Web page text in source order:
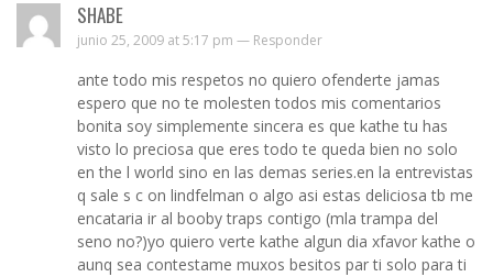
SHABE
junio 25, 2009 at 5:17 pm — Responder
ante todo mis respetos no quiero ofenderte jamas
espero que no te molesten todos mis comentarios
bonita soy simplemente sincera es que kathe tu has
visto lo preciosa que eres todo te queda bien no solo
en the l world sino en las demas series.en la entrevistas
q sale s c on lindfelman o algo asi estas deliciosa tb me
encataria ir al booby traps contigo (mla trampa del
seno no?)yo quiero verte kathe algun dia xfavor kathe o
aunq sea contestame muxos besitos par ti solo para ti